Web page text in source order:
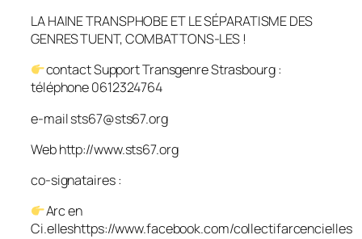
LA HAINE TRANSPHOBE ET LE SÉPARATISME DES
GENRES TUENT, COMBATTONS-LES !
contact Support Transgenre Strasbourg :
téléphone 0612324764
e-mail sts67@sts67.org
Web http://www.sts67.org
co-signataires :
Arc en
Ci.elleshttps://www.facebook.com/collectifarcencielles